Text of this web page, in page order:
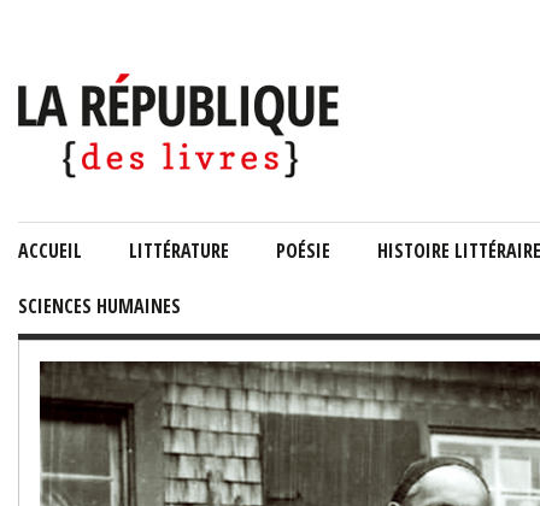
ACCUEIL LITTÉRATURE POÉSIE HISTOIRE LITTÉRAIRE
SCIENCES HUMAINES